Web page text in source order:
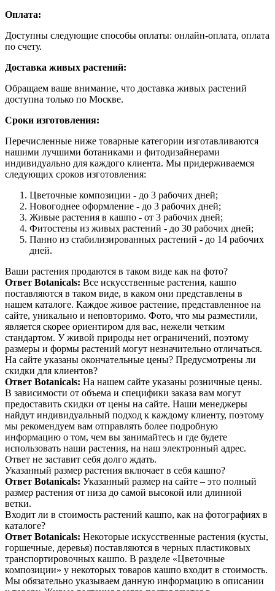
Оплата:
Доступны следующие способы оплаты: онлайн-оплата, оплата
по счету.
Доставка живых растений:
Обращаем ваше внимание, что доставка живых растений
доступна только по Москве.
Сроки изготовления:
Перечисленные ниже товарные категории изготавливаются
нашими лучшими ботаниками и фитодизайнерами
индивидуально для каждого клиента. Мы придерживаемся
следующих сроков изготовления:
Цветочные композиции - до 3 рабочих дней;
Новогоднее оформление - до 3 рабочих дней;
Живые растения в кашпо - от 3 рабочих дней;
Фитостены из живых растений - до 30 рабочих дней;
Панно из стабилизированных растений - до 14 рабочих
дней.
Ваши растения продаются в таком виде как на фото?
Ответ Botanicals: Все искусственные растения, кашпо
поставляются в таком виде, в каком они представлены в
нашем каталоге. Каждое живое растение, представленное на
сайте, уникально и неповторимо. Фото, что мы разместили,
является скорее ориентиром для вас, нежели четким
стандартом. У живой природы нет ограничений, поэтому
размеры и формы растений могут незначительно отличаться.
На сайте указаны окончательные цены? Предусмотрены ли
скидки для клиентов?
Ответ Botanicals: На нашем сайте указаны розничные цены.
В зависимости от объема и специфики заказа вам могут
предоставить скидки от цены на сайте. Наши менеджеры
найдут индивидуальный подход к каждому клиенту, поэтому
мы рекомендуем вам отправлять более подробную
информацию о том, чем вы занимайтесь и где будете
использовать наши растения, на наш электронный адрес.
Ответ не заставит себя долго ждать.
Указанный размер растения включает в себя кашпо?
Ответ Botanicals: Указанный размер на сайте – это полный
размер растения от низа до самой высокой или длинной
ветки.
Входит ли в стоимость растений кашпо, как на фотографиях в
каталоге?
Ответ Botanicals: Некоторые искусственные растения (кусты,
горшечные, деревья) поставляются в черных пластиковых
транспортировочных кашпо. В разделе «Цветочные
композиции» у некоторых товаров кашпо входит в стоимость.
Мы обязательно указываем данную информацию в описании